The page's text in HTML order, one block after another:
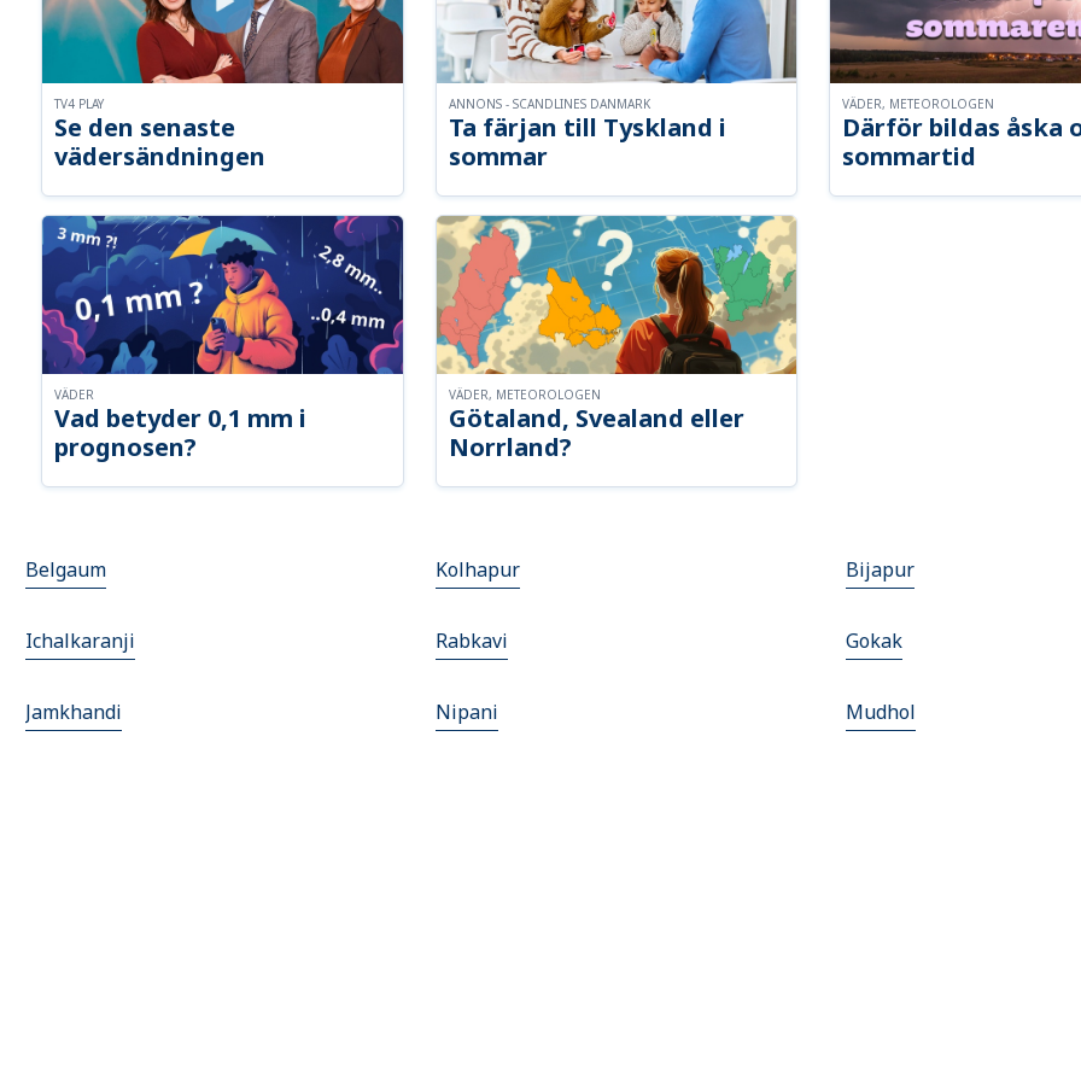
Se den senaste
vädersändningen
TV4 PLAY
Ta färjan till Tyskland i
sommar
ANNONS - SCANDLINES DANMARK
Därför bildas åska
sommartid
VÄDER, METEOROLOGEN
Vad betyder 0,1 mm i
prognosen?
VÄDER
Götaland, Svealand eller
Norrland?
VÄDER, METEOROLOGEN
Belgaum Kolhapur Bijapur
Ichalkaranji Rabkavi Gokak
Jamkhandi Nipani Mudhol